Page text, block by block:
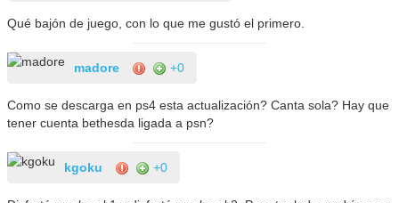
Qué bajón de juego, con lo que me gustó el primero.
madore +0
Como se descarga en ps4 esta actualización? Canta sola? Hay que
tener cuenta bethesda ligada a psn?
kgoku +0